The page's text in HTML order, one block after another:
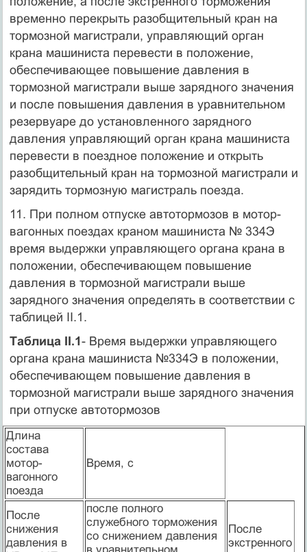
временно перекрыть разобщительный кран на
тормозной магистрали, управляющий орган
крана машиниста перевести в положение,
обеспечивающее повышение давления в
тормозной магистрали выше зарядного значения
и после повышения давления в уравнительном
резервуаре до установленного зарядного
давления управляющий орган крана машиниста
перевести в поездное положение и открыть
разобщительный кран на тормозной магистрали и
зарядить тормозную магистраль поезда.
11. При полном отпуске автотормозов в мотор-
вагонных поездах краном машиниста № 334Э
время выдержки управляющего органа крана в
положении, обеспечивающем повышение
давления в тормозной магистрали выше
зарядного значения определять в соответствии с
таблицей II.1.
Таблица II.1- Время выдержки управляющего
органа крана машиниста №334Э в положении,
обеспечивающем повышение давления в
тормозной магистрали выше зарядного значения
при отпуске автотормозов
Длина
состава
мотор-
вагонного
поезда
Время, с
После
снижения
давления в
после полного
служебного торможения
со снижением давления
После
экстренного